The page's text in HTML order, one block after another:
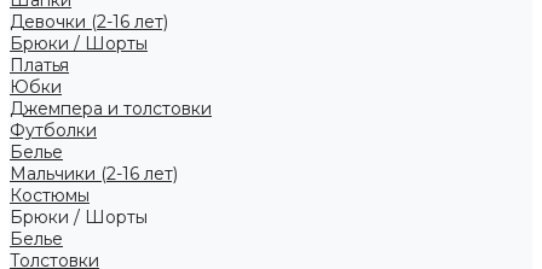
Девочки (2-16 лет)
Брюки / Шорты
Платья
Юбки
Джемпера и толстовки
Футболки
Белье
Мальчики (2-16 лет)
Костюмы
Брюки / Шорты
Белье
Толстовки